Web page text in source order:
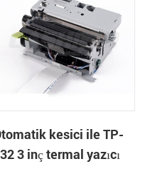
kesici ile TP-
3 inç termal yazıcı